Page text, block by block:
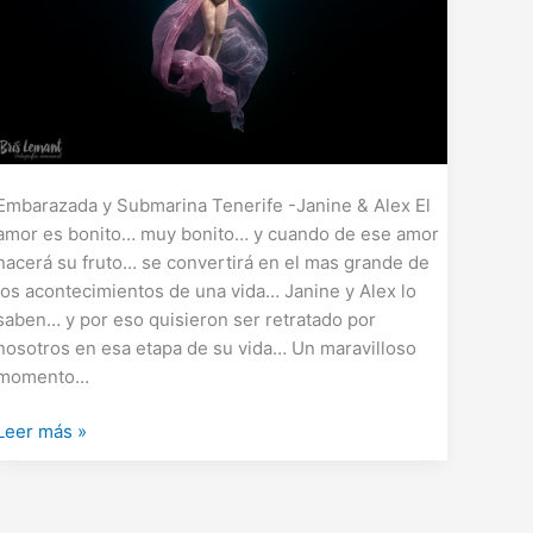
y Submarina Tenerife -Janine & Alex El
es bonito… muy bonito… y cuando de ese amor
su fruto… se convertirá en el mas grande de
acontecimientos de una vida… Janine y Alex lo
y por eso quisieron ser retratado por
en esa etapa de su vida… Un maravilloso
más »